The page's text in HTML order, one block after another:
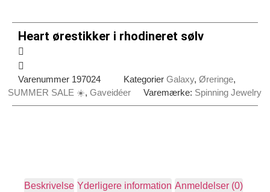
Heart ørestikker i rhodineret sølv
Varenummer 197024 Kategorier Galaxy, Øreringe,
SUMMER SALE ☀️, Gaveidéer Varemærke: Spinning Jewelry
Beskrivelse Yderligere information Anmeldelser (0)